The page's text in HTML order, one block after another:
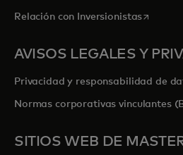
Relación con Inversionistasse abre
AVISOS LEGALES Y
Privacidad y responsabilidad de
Normas corporativas vinculantes
SITIOS WEB DE